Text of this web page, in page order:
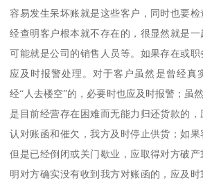
容易发生呆坏账就是这些客户，同时也要
经查明客户根本就不存在的，很显然就是
可能就是公司的销售人员等。如果存在或职
应及时报警处理。对于客户虽然是曾经真
经“人去楼空”的，必要时也应及时报警；虽
是目前经营存在困难而无能力归还货款的
认对账函和催欠，我方及时停止供货；如果
但是已经倒闭或关门歇业，应取得对方破
明对方确实没有收到我方对账函的，应及